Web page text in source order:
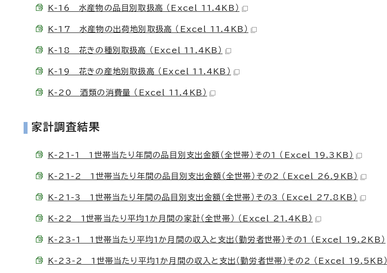
K-16 水産物の品目別取扱高 （Excel 11.4KB）
K-17 水産物の出荷地別取扱高 （Excel 11.4KB）
K-18 花きの種別取扱高 （Excel 11.4KB）
K-19 花きの産地別取扱高 （Excel 11.4KB）
K-20 酒類の消費量 （Excel 11.4KB）
家計調査結果
K-21-1 1世帯当たり年間の品目別支出金額（全世帯）その1 （Excel 19.3KB）
K-21-2 1世帯当たり年間の品目別支出金額（全世帯）その2 （Excel 26.9KB）
K-21-3 1世帯当たり年間の品目別支出金額（全世帯）その3 （Excel 27.8KB）
K-22 1世帯当たり平均1か月間の家計（全世帯） （Excel 21.4KB）
K-23-1 1世帯当たり平均1か月間の収入と支出（勤労者世帯）その1 （Excel 19.2KB）
K-23-2 1世帯当たり平均1か月間の収入と支出（勤労者世帯）その2 （Excel 19.5KB）